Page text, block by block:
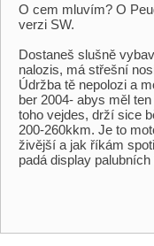
O cem mluvím? O
verzi SW.
Dostaneš slušně
nalozis, má střešní
Údržba tě nepolozi a
ber 2004- abys měl
toho vejdes, drží sice
200-260kkm. Je to
živější a jak říkám
padá display